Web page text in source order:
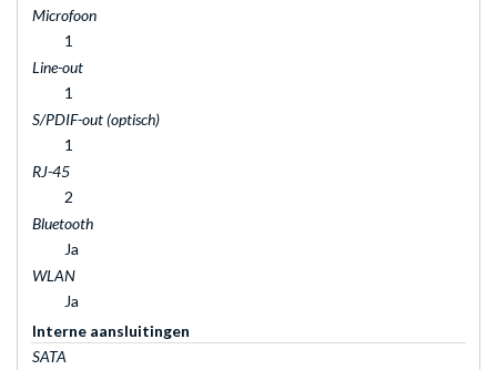
Microfoon
1
Line-out
1
S/PDIF-out (optisch)
1
RJ-45
2
Bluetooth
Ja
WLAN
Ja
Interne aansluitingen
SATA